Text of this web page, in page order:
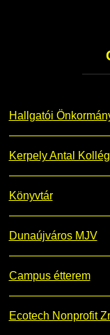
Hallgatói
Kerpely Antal
Könyvtár
Dunaújváros MJV
Campus étterem
Ecotech Nonprofit